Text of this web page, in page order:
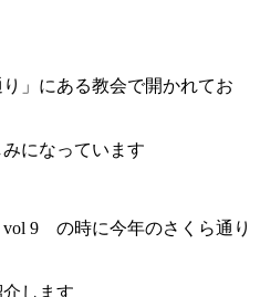
」にある教会で開かれてお
になっています
9 の時に今年のさくら通り
します